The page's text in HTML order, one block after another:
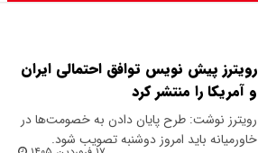
رویترز پیش نویس توافق احتمالی ایران
و آمریکا را منتشر کرد
رویترز نوشت: طرح پایان دادن به خصومت‌ها در
خاورمیانه باید امروز دوشنبه تصویب شود.